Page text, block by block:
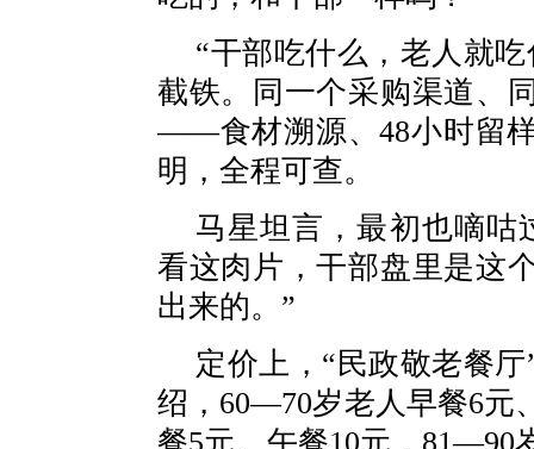
“干部吃什么，老人就
截铁。同一个采购渠道、
——食材溯源、48小时留
明，全程可查。
马星坦言，最初也嘀咕
看这肉片，干部盘里是这
出来的。”
定价上，“民政敬老餐
绍，60—70岁老人早餐6元